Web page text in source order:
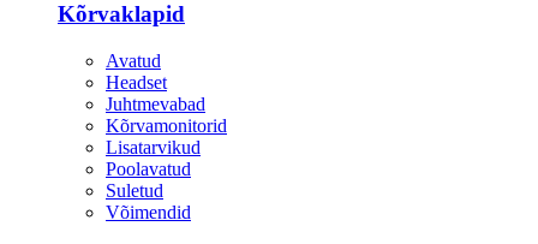
Kõrvaklapid
Avatud
Headset
Juhtmevabad
Kõrvamonitorid
Lisatarvikud
Poolavatud
Suletud
Võimendid